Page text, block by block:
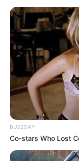
BUZZDAY
Co-stars Who Lost